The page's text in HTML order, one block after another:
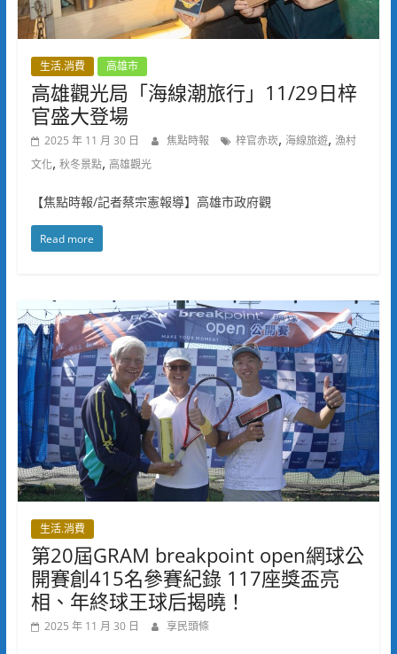
生活.消費 高雄市
高雄觀光局「海線潮旅行」11/29日梓
官盛大登場
2025 年 11 月 30 日 焦點時報 梓官赤崁, 海線旅遊, 漁村
文化, 秋冬景點, 高雄觀光
【焦點時報/記者蔡宗憲報導】高雄市政府觀
Read more
生活.消費
第20屆GRAM breakpoint open網球公
開賽創415名參賽紀錄 117座獎盃亮
相、年終球王球后揭曉！
2025 年 11 月 30 日 享民頭條